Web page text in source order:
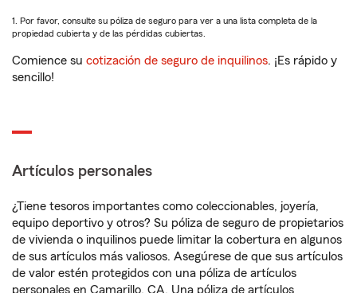
1. Por favor, consulte su póliza de seguro para ver a una lista completa de la
propiedad cubierta y de las pérdidas cubiertas.
Comience su cotización de seguro de inquilinos. ¡Es rápido y
sencillo!
Artículos personales
¿Tiene tesoros importantes como coleccionables, joyería,
equipo deportivo y otros? Su póliza de seguro de propietarios
de vivienda o inquilinos puede limitar la cobertura en algunos
de sus artículos más valiosos. Asegúrese de que sus artículos
de valor estén protegidos con una póliza de artículos
personales en Camarillo, CA. Una póliza de artículos